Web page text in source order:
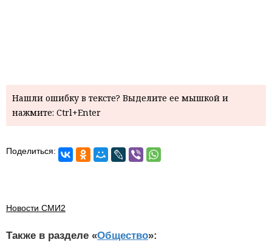
Нашли ошибку в тексте? Выделите ее мышкой и
нажмите: Ctrl+Enter
Поделиться:
Новости СМИ2
Также в разделе «Общество»: